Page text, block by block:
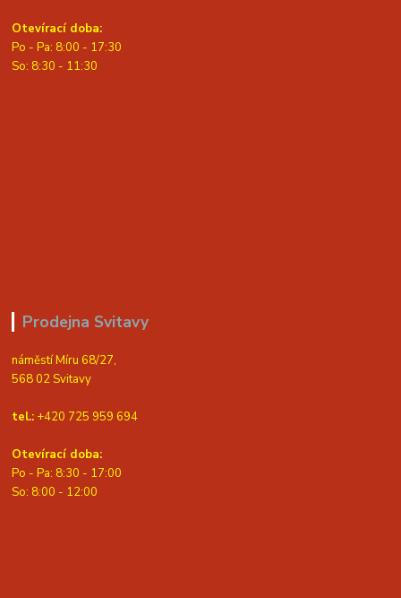
Otevírací doba:
Po - Pa: 8:00 - 17:30
So: 8:30 - 11:30
Prodejna Svitavy
náměstí Míru 68/27,
568 02 Svitavy
tel.: +420 725 959 694
Otevírací doba:
Po - Pa: 8:30 - 17:00
So: 8:00 - 12:00